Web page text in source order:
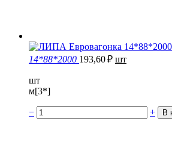
14*88*2000 193,60₽ шт
шт
м[3*]
− +